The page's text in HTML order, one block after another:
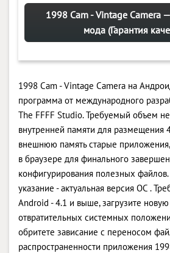
1998 Cam - Vintage Camera
мода (Гарантия
1998 Cam - Vintage Camera на
программа от международного
The FFFF Studio. Требуемый объем
внутренней памяти для размещения
внешнюю память старые
в браузере для финального
конфигурирования полезных
указание - актуальная версия ОС .
Android - 4.1 и выше, загрузите
отвратительных системных
обритете зависание с переносом
распространенности приложения